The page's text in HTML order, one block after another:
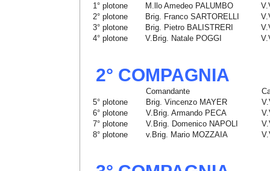
1° plotone
M.llo Amedeo PALUMBO
2° plotone
Brig. Franco SARTORELLI
3° plotone
Brig. Pietro BALISTRERI
4° plotone
V.Brig. Natale POGGI
2° COMPAGNIA
Comandante
5° plotone
Brig. Vincenzo MAYER
6° plotone
V.Brig. Armando PECA
7° plotone
V.Brig. Domenico NAPOLI
8° plotone
v.Brig. Mario MOZZAIA